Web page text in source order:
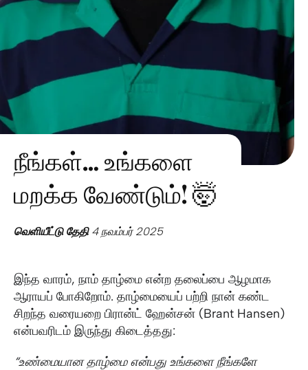
நீங்கள்… உங்களை
மறக்க வேண்டும்! 🤯
வெளியீட்டு தேதி4 நவம்பர் 2025
இந்த வாரம், நாம் தாழ்மை என்ற தலைப்பை ஆழமாக
ஆராயப் போகிறோம். தாழ்மையைப் பற்றி நான் கண்ட
சிறந்த வரையறை பிரான்ட் ஹேன்சன் (Brant Hansen)
என்பவரிடம் இருந்து கிடைத்தது:
“உண்மையான தாழ்மை என்பது உங்களை நீங்களே